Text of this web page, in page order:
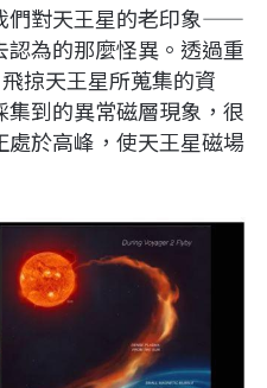
們對天王星的老印象——
為的那麼怪異。透過重
掠天王星所蒐集的資
到的異常磁層現象，很
於高峰，使天王星磁場